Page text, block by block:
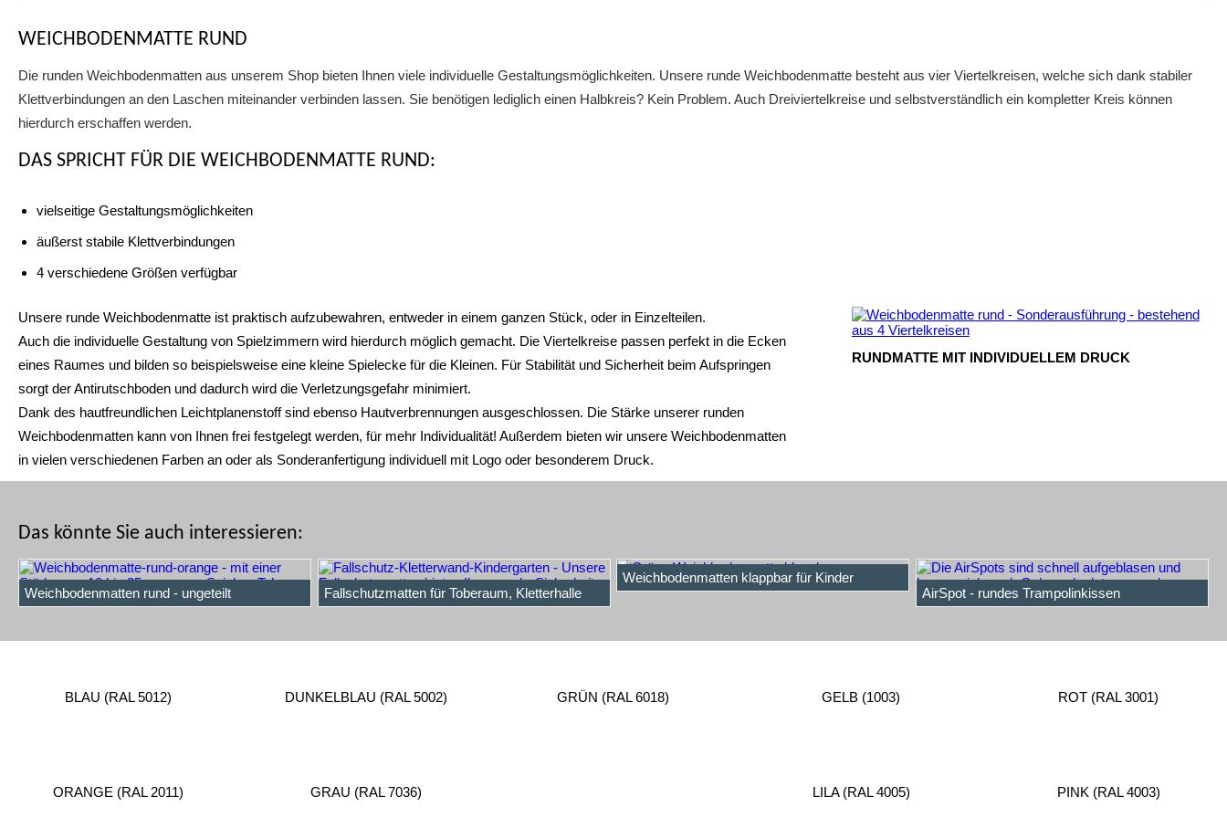
WEICHBODENMATTE RUND
Die runden Weichbodenmatten aus unserem Shop bieten Ihnen viele individuelle Gestaltungsmöglichkeiten. Unsere runde Weichbodenmatte besteht aus vier Viertelkreisen, welche sich dank stabiler
Klettverbindungen an den Laschen miteinander verbinden lassen. Sie benötigen lediglich einen Halbkreis? Kein Problem. Auch Dreiviertelkreise und selbstverständlich ein kompletter Kreis können
hierdurch erschaffen werden.
DAS SPRICHT FÜR DIE WEICHBODENMATTE RUND:
vielseitige Gestaltungsmöglichkeiten
äußerst stabile Klettverbindungen
4 verschiedene Größen verfügbar
RUNDMATTE MIT INDIVIDUELLEM DRUCK
Unsere runde Weichbodenmatte ist praktisch aufzubewahren, entweder in einem ganzen Stück, oder in Einzelteilen.
Auch die individuelle Gestaltung von Spielzimmern wird hierdurch möglich gemacht. Die Viertelkreise passen perfekt in die Ecken
eines Raumes und bilden so beispielsweise eine kleine Spielecke für die Kleinen. Für Stabilität und Sicherheit beim Aufspringen
sorgt der Antirutschboden und dadurch wird die Verletzungsgefahr minimiert.
Dank des hautfreundlichen Leichtplanenstoff sind ebenso Hautverbrennungen ausgeschlossen. Die Stärke unserer runden
Weichbodenmatten kann von Ihnen frei festgelegt werden, für mehr Individualität! Außerdem bieten wir unsere Weichbodenmatten
in vielen verschiedenen Farben an oder als Sonderanfertigung individuell mit Logo oder besonderem Druck.
Das könnte Sie auch interessieren:
Weichbodenmatten rund - ungeteilt Fallschutzmatten für Toberaum, Kletterhalle
Weichbodenmatten klappbar für Kinder
AirSpot - rundes Trampolinkissen
BLAU (RAL 5012) DUNKELBLAU (RAL 5002) GRÜN (RAL 6018) GELB (1003) ROT (RAL 3001)
ORANGE (RAL 2011) GRAU (RAL 7036) LILA (RAL 4005) PINK (RAL 4003)